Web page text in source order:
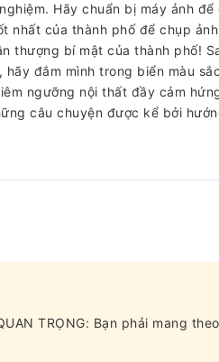
Hãy chuẩn bị máy ảnh
nhất của thành phố để chụp
thượng bí mật của thành phố!
đắm mình trong biển màu
ngưỡng nội thất đầy cảm
câu chuyện được kể bởi
TRỌNG: Bạn phải mang